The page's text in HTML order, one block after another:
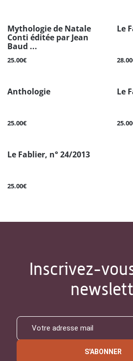
Mythologie de Natale
Conti éditée par Jean
Baud ...
25.00€
Le
Anthologie
25.00€
Le
Le Fablier, n° 24/2013
25.00€
Inscrivez-
S'ABONNER